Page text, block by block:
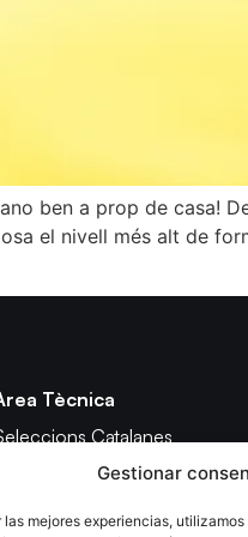
Gestionar
las mejores experiencias,
ben a prop de casa!
el nivell més alt de
Tècnica
Catalanes
Handbol Platja
Territorial